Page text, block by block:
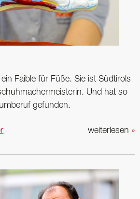
Faible für Füße. Sie ist Südtirols
Und hat so
gefunden.
weiterlesen »